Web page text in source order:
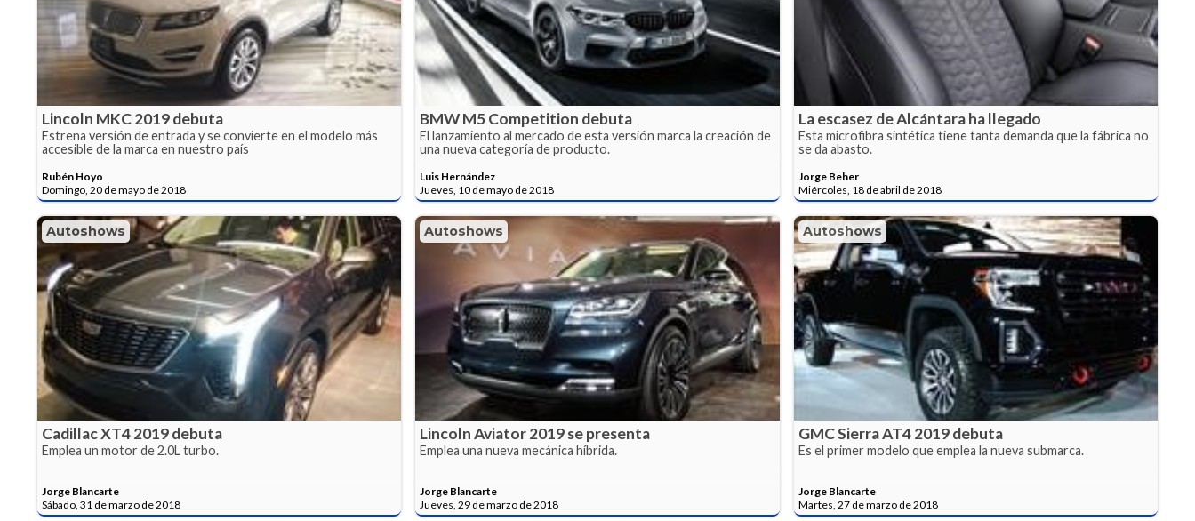
Lincoln MKC 2019 debuta
Estrena versión de entrada y se convierte en el modelo más
accesible de la marca en nuestro país
Rubén Hoyo
Domingo, 20 de mayo de 2018
BMW M5 Competition debuta
El lanzamiento al mercado de esta versión marca la creación de
una nueva categoría de producto.
Luis Hernández
Jueves, 10 de mayo de 2018
La escasez de Alcántara ha llegado
Esta microfibra sintética tiene tanta demanda que la fábrica no
se da abasto.
Jorge Beher
Miércoles, 18 de abril de 2018
Autoshows
Cadillac XT4 2019 debuta
Emplea un motor de 2.0L turbo.
Jorge Blancarte
Sábado, 31 de marzo de 2018
Autoshows
Lincoln Aviator 2019 se presenta
Emplea una nueva mecánica híbrida.
Jorge Blancarte
Jueves, 29 de marzo de 2018
Autoshows
GMC Sierra AT4 2019 debuta
Es el primer modelo que emplea la nueva submarca.
Jorge Blancarte
Martes, 27 de marzo de 2018